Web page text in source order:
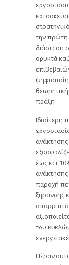
την πρώτη
διάσταση
ορυκτά
πράξη.
Ιδιαίτερη
ανάκτησης
έως και
παροχή
ξήρανσης
του
Πέραν